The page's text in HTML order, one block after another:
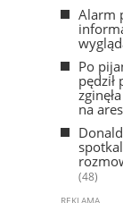
Alarm
Po
pędził
na
(48)